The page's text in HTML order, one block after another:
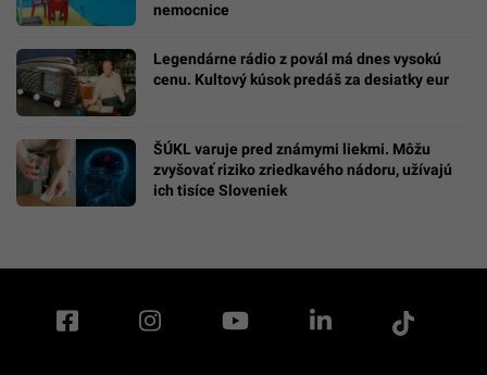
nemocnice
Legendárne rádio z povál má dnes vysokú
cenu. Kultový kúsok predáš za desiatky eur
ŠÚKL varuje pred známymi liekmi. Môžu
zvyšovať riziko zriedkavého nádoru, užívajú
ich tisíce Sloveniek